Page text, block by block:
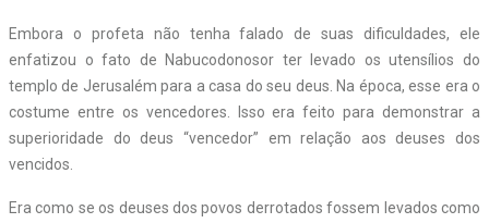
Embora o profeta não tenha falado de suas dificuldades, ele
enfatizou o fato de Nabucodonosor ter levado os utensílios do
templo de Jerusalém para a casa do seu deus. Na época, esse era o
costume entre os vencedores. Isso era feito para demonstrar a
superioridade do deus “vencedor” em relação aos deuses dos
vencidos.
Era como se os deuses dos povos derrotados fossem levados como